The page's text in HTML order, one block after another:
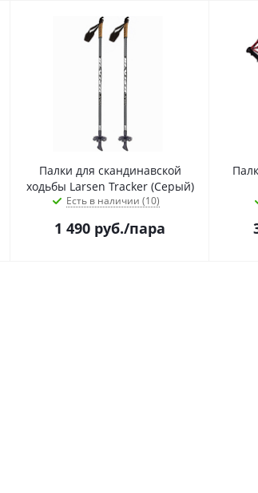
Палки для скандинавской
ходьбы Larsen Tracker (Серый)
Есть в наличии (10)
1 490 руб./пара